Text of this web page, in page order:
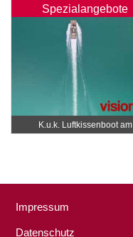
Spezialangebote
K.u.k. Luftkissenboot am
Impressum
Datenschutz